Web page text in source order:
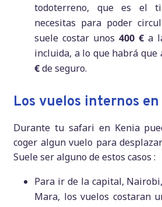
todoterreno, que es el
necesitas para poder
suele costar unos400 € a
incluida, a lo que habrá que
€de seguro.
Los vuelos internos
Durante tu safari en Kenia
coger algun vuelo para
Suele ser alguno de estos casos :
Para ir de la capital,
Mara, los vuelos costaran